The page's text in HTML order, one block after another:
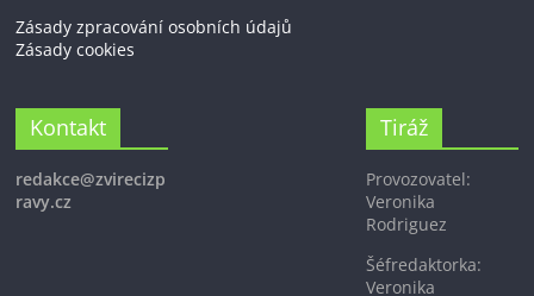
Zásady zpracování osobních údajů
Zásady cookies
Kontakt
redakce@zvirecizp
ravy.cz
Tiráž
Provozovatel:
Veronika
Rodriguez
Šéfredaktorka:
Veronika